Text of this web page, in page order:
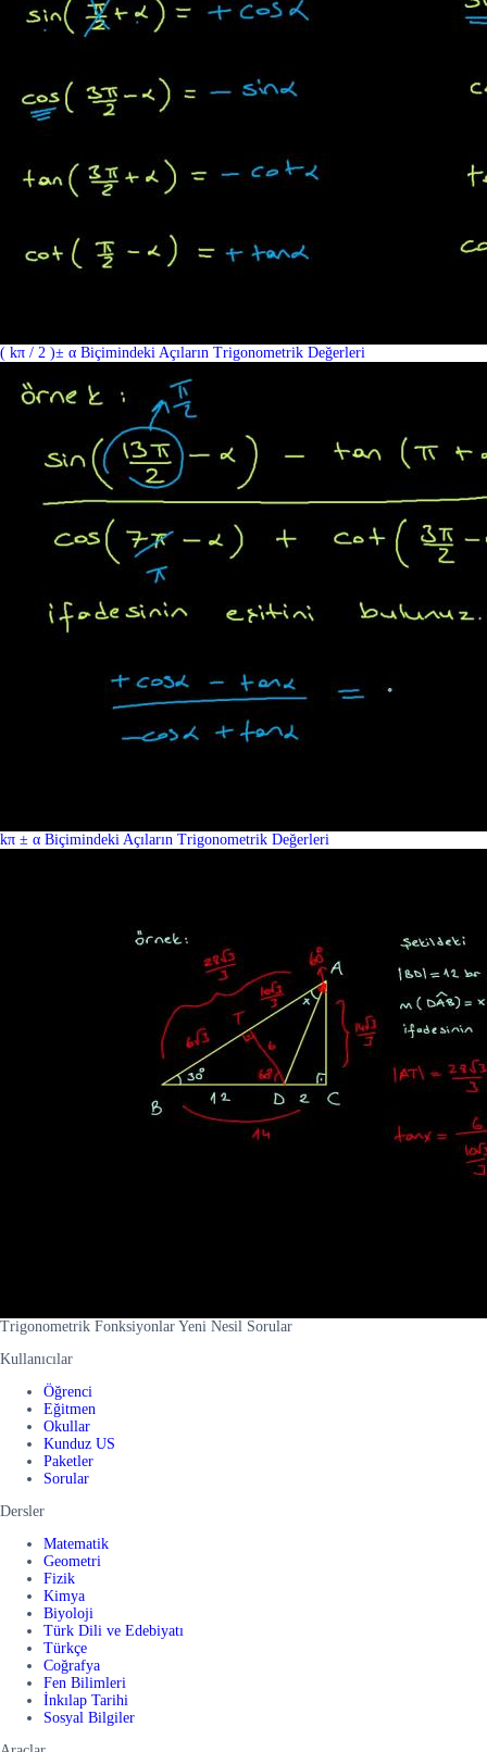
( kπ / 2 )± α Biçimindeki Açıların Trigonometrik Değerleri
kπ ± α Biçimindeki Açıların Trigonometrik Değerleri
Trigonometrik Fonksiyonlar Yeni Nesil Sorular
Kullanıcılar
Öğrenci
Eğitmen
Okullar
Kunduz US
Paketler
Sorular
Dersler
Matematik
Geometri
Fizik
Kimya
Biyoloji
Türk Dili ve Edebiyatı
Türkçe
Coğrafya
Fen Bilimleri
İnkılap Tarihi
Sosyal Bilgiler